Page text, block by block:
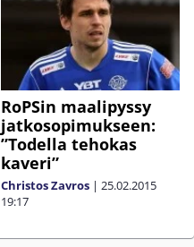
RoPSin maalipyssy
jatkosopimukseen:
”Todella tehokas
kaveri”
Christos Zavros | 25.02.2015
19:17